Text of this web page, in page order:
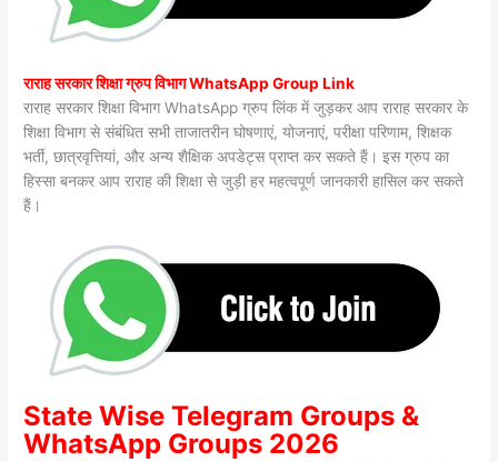
राराह सरकार शिक्षा ग्रुप विभाग WhatsApp Group Link
राराह सरकार शिक्षा विभाग WhatsApp ग्रुप लिंक में जुड़कर आप राराह सरकार के
शिक्षा विभाग से संबंधित सभी ताजातरीन घोषणाएं, योजनाएं, परीक्षा परिणाम, शिक्षक
भर्ती, छात्रवृत्तियां, और अन्य शैक्षिक अपडेट्स प्राप्त कर सकते हैं। इस ग्रुप का
हिस्सा बनकर आप राराह की शिक्षा से जुड़ी हर महत्वपूर्ण जानकारी हासिल कर सकते
हैं।
State WiseTelegram Groups &
WhatsApp Groups 2026